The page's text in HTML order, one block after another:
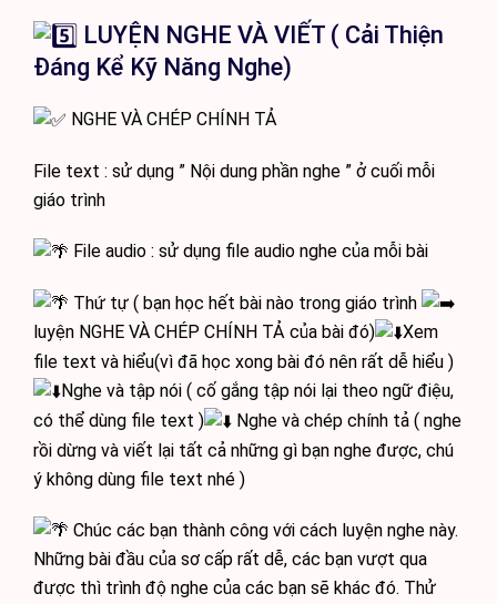
LUYỆN NGHE VÀ VIẾT ( Cải Thiện
Đáng Kể Kỹ Năng Nghe)
NGHE VÀ CHÉP CHÍNH TẢ
File text : sử dụng ” Nội dung phần nghe ” ở cuối mỗi
giáo trình
File audio : sử dụng file audio nghe của mỗi bài
Thứ tự ( bạn học hết bài nào trong giáo trình
luyện NGHE VÀ CHÉP CHÍNH TẢ của bài đó)
Xem
file text và hiểu(vì đã học xong bài đó nên rất dễ hiểu )
Nghe và tập nói ( cố gắng tập nói lại theo ngữ điệu,
có thể dùng file text )
Nghe và chép chính tả ( nghe
rồi dừng và viết lại tất cả những gì bạn nghe được, chú
ý không dùng file text nhé )
Chúc các bạn thành công với cách luyện nghe này.
Những bài đầu của sơ cấp rất dễ, các bạn vượt qua
được thì trình độ nghe của các bạn sẽ khác đó. Thử